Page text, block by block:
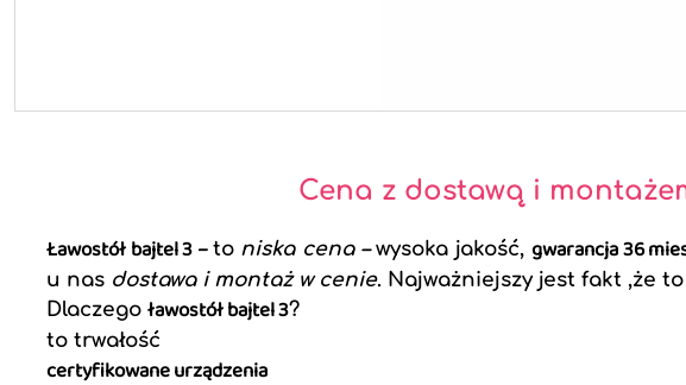
Cena z dostawą i
Ławostół bajtel 3 – toniska cena –wysoka jakość, gwarancja 36
u nas dostawa i montaż w cenie. Najważniejszy jest fakt ,że to
Dlaczego ławostół bajtel 3?
to trwałość
certyfikowane urządzenia